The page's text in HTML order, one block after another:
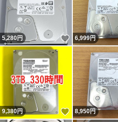
5,280円 いいね！
6,999円
9,380円 いいね！
8,950円